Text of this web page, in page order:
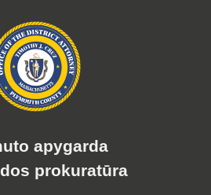
apygarda
prokuratūra